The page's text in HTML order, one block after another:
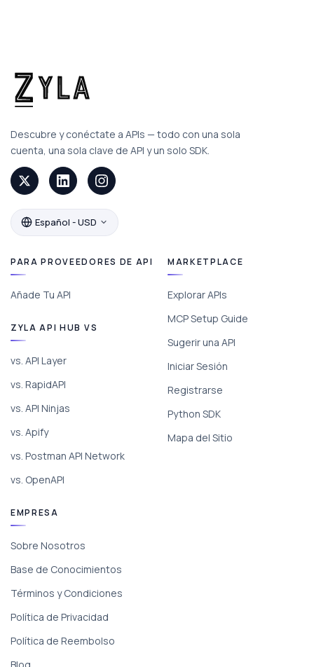
Descubre y conéctate a APIs — todo con una sola
cuenta, una sola clave de API y un solo SDK.
Español - USD
PARA PROVEEDORES DE API
Añade Tu API
ZYLA API HUB VS
vs. API Layer
vs. RapidAPI
vs. API Ninjas
vs. Apify
vs. Postman API Network
vs. OpenAPI
MARKETPLACE
Explorar APIs
MCP Setup Guide
Sugerir una API
Iniciar Sesión
Registrarse
Python SDK
Mapa del Sitio
EMPRESA
Sobre Nosotros
Base de Conocimientos
Términos y Condiciones
Política de Privacidad
Política de Reembolso